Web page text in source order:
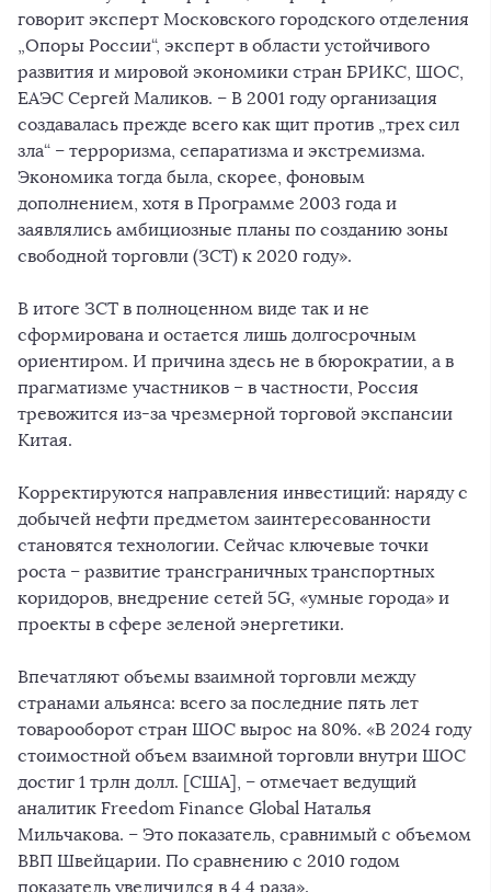
говорит эксперт Московского городского отделения
„Опоры России“, эксперт в области устойчивого
развития и мировой экономики стран БРИКС, ШОС,
ЕАЭС Сергей Маликов. – В 2001 году организация
создавалась прежде всего как щит против „трех сил
зла“ – терроризма, сепаратизма и экстремизма.
Экономика тогда была, скорее, фоновым
дополнением, хотя в Программе 2003 года и
заявлялись амбициозные планы по созданию зоны
свободной торговли (ЗСТ) к 2020 году».
В итоге ЗСТ в полноценном виде так и не
сформирована и остается лишь долгосрочным
ориентиром. И причина здесь не в бюрократии, а в
прагматизме участников – в частности, Россия
тревожится из-за чрезмерной торговой экспансии
Китая.
Корректируются направления инвестиций: наряду с
добычей нефти предметом заинтересованности
становятся технологии. Сейчас ключевые точки
роста – развитие трансграничных транспортных
коридоров, внедрение сетей 5G, «умные города» и
проекты в сфере зеленой энергетики.
Впечатляют объемы взаимной торговли между
странами альянса: всего за последние пять лет
товарооборот стран ШОС вырос на 80%. «В 2024 году
стоимостной объем взаимной торговли внутри ШОС
достиг 1 трлн долл. [США], – отмечает ведущий
аналитик Freedom Finance Global Наталья
Мильчакова. – Это показатель, сравнимый с объемом
ВВП Швейцарии. По сравнению с 2010 годом
показатель увеличился в 4,4 раза».